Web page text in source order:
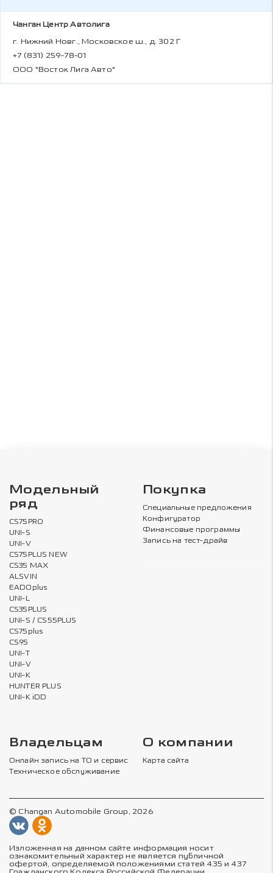
Чанган Центр Автолига
г. Нижний Новг., Московское ш., д. 302 Г
+7 (831) 259-78-01
ООО "Восток Лига Авто"
Модельный
ряд
CS75PRO
UNI-S
UNI-V
CS75PLUS NEW
CS35 MAX
ALSVIN
EADOplus
UNI-L
CS35PLUS
UNI-S / CS55PLUS
CS75plus
CS95
UNI-T
UNI-V
UNI-K
HUNTER PLUS
UNI-K iDD
Покупка
Специальные предложения
Конфигуратор
Финансовые программы
Запись на тест-драйв
Владельцам
Онлайн запись на ТО и сервис
Техническое обслуживание
О компании
Карта сайта
© Changan Automobile Group, 2026
Изложенная на данном сайте информация носит
ознакомительный характер не является публичной
офертой, определяемой положениями статей 435 и 437